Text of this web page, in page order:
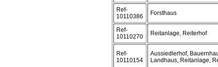
Ref-
10110386
Forsthaus
Ref-
10110270
Reitanlage, Reiterhof
Ref-
10110154
Aussiedlerhof,
Landhaus, Reitanlage,